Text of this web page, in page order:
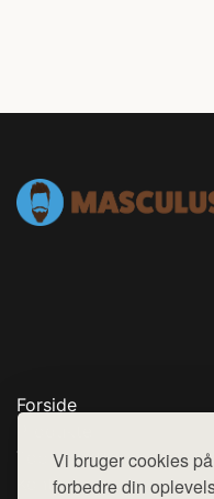
Vi bruger cookies
forbedre din
Forside
Top Rabatter
Kontakt